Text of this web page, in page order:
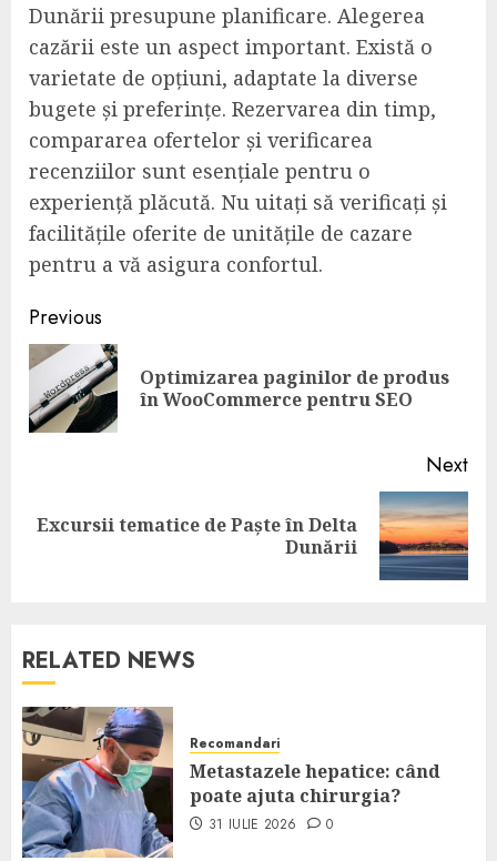
Dunării presupune planificare. Alegerea
cazării este un aspect important. Există o
varietate de opțiuni, adaptate la diverse
bugete și preferințe. Rezervarea din timp,
compararea ofertelor și verificarea
recenziilor sunt esențiale pentru o
experiență plăcută. Nu uitați să verificați și
facilitățile oferite de unitățile de cazare
pentru a vă asigura confortul.
Post
navigation
Previous
Optimizarea paginilor de produs
în WooCommerce pentru SEO
Next
Next
Excursii tematice de Paște în Delta
Dunării
RELATED NEWS
Recomandari
Metastazele hepatice: când
poate ajuta chirurgia?
31 IULIE 2026 0